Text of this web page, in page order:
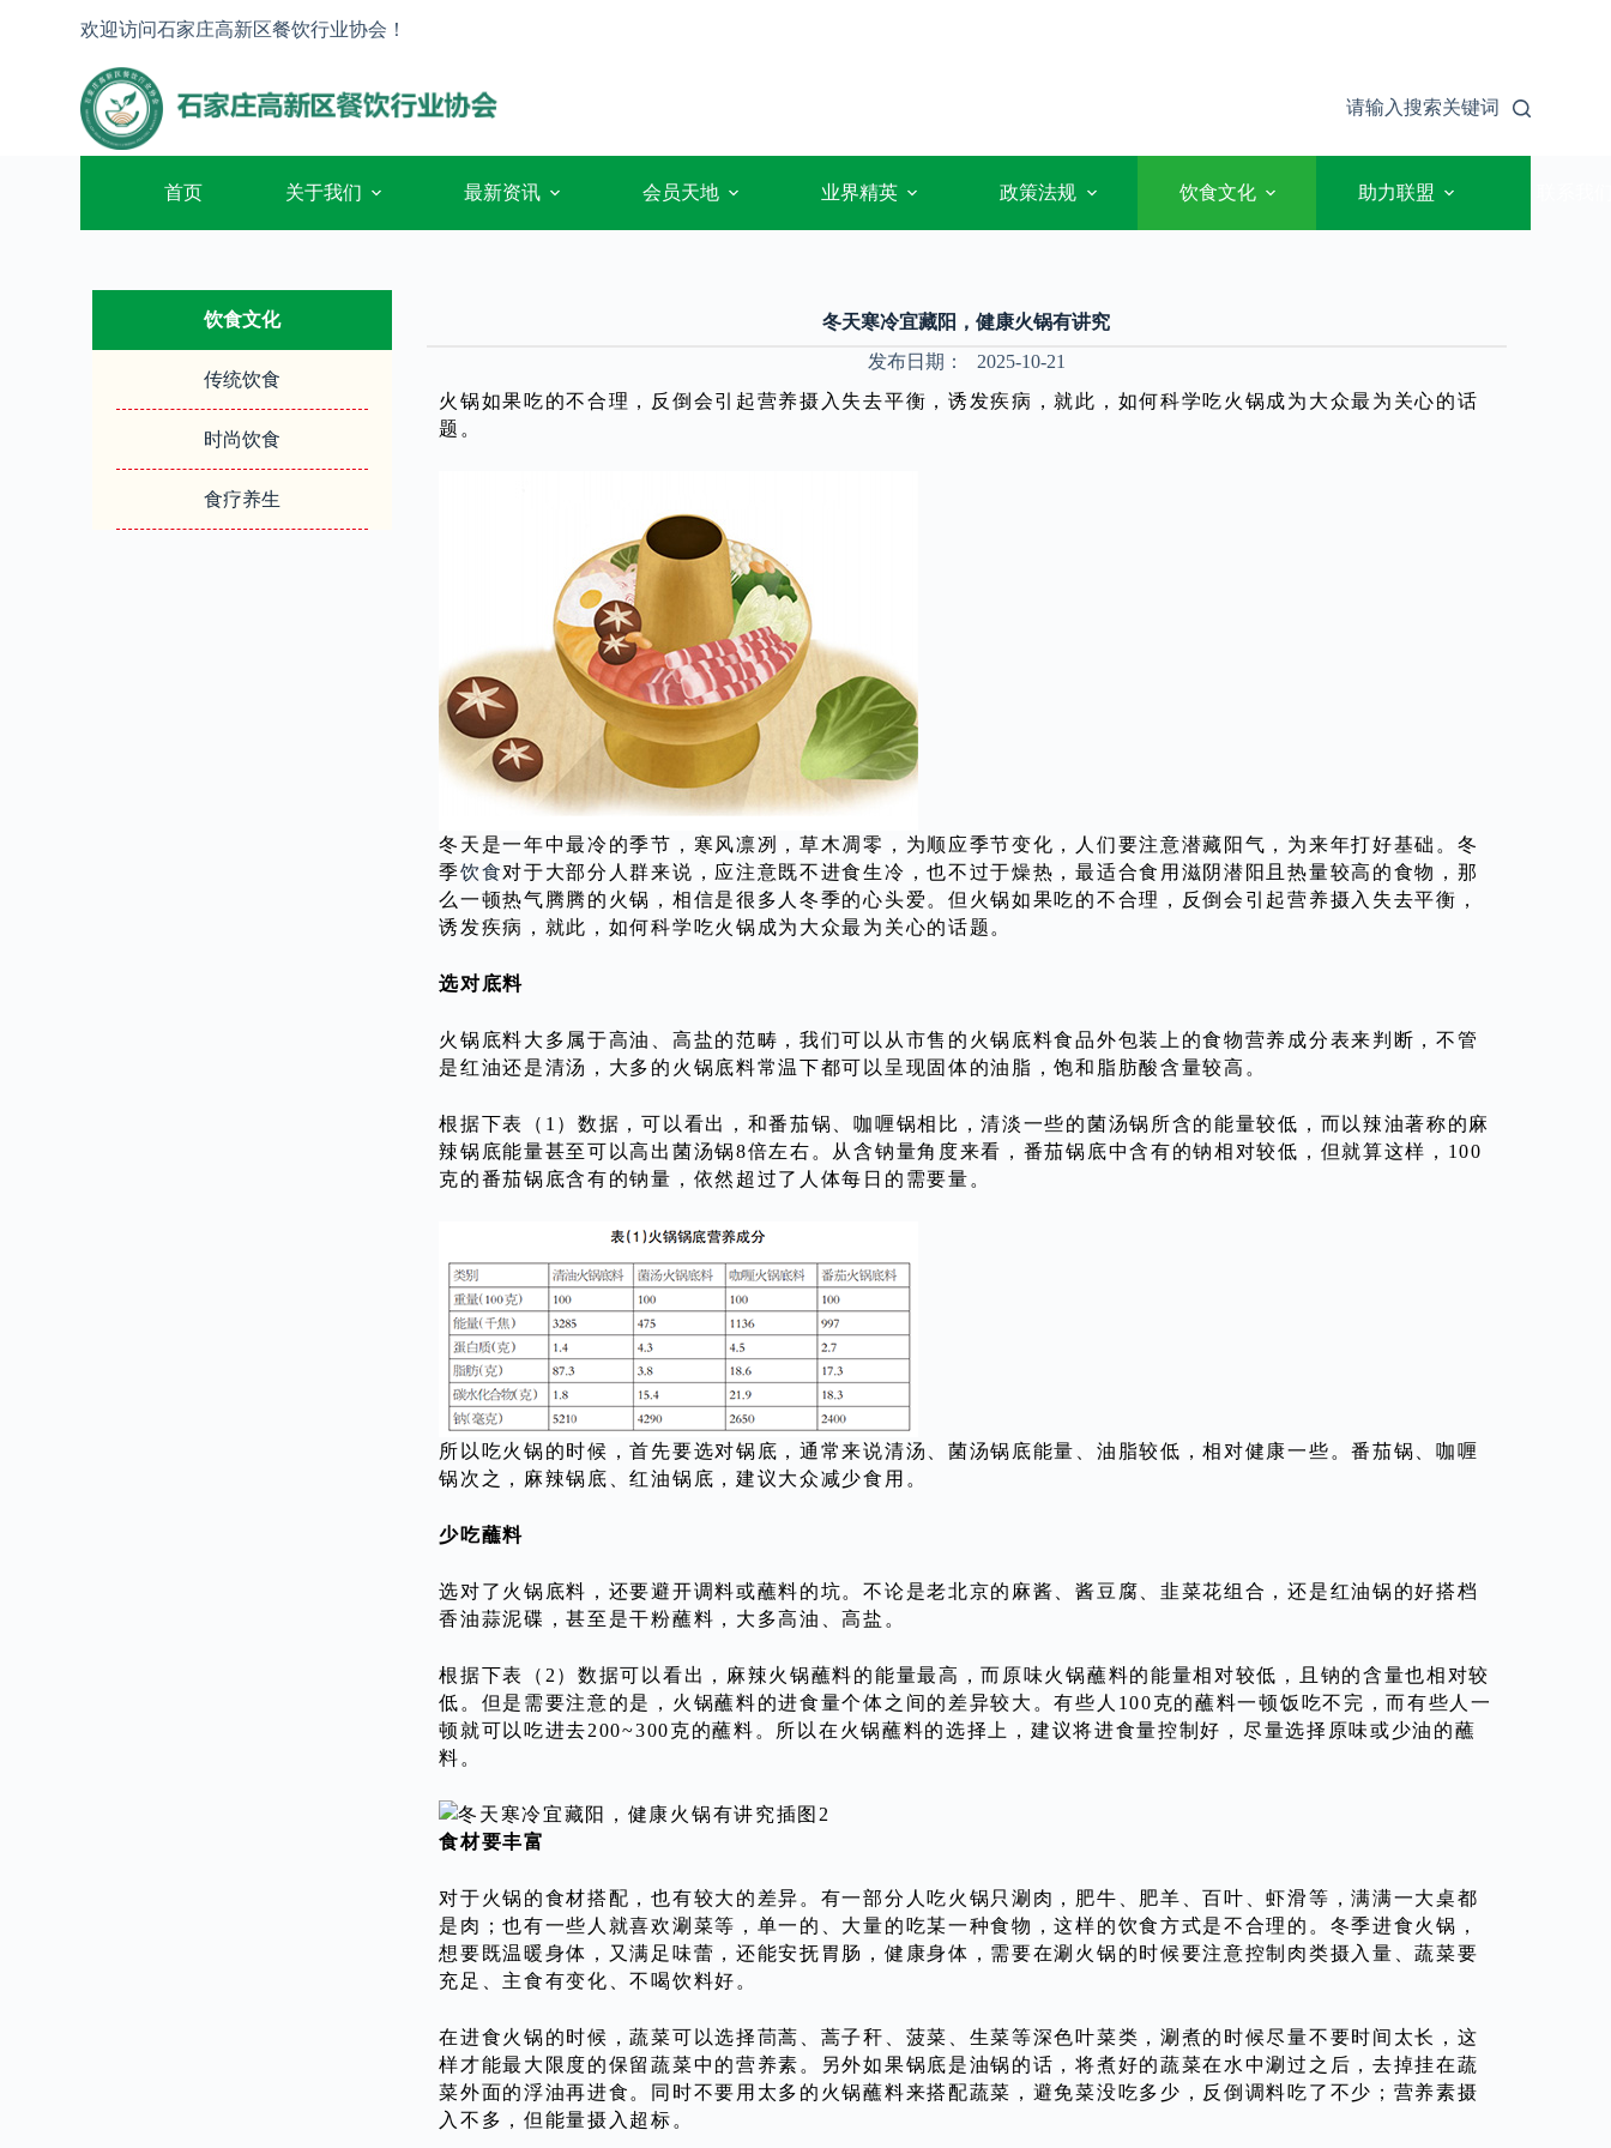
欢迎访问石家庄高新区餐饮行业协会！
请输入搜索关键词
首页 关于我们 最新资讯 会员天地 业界精英 政策法规 饮食文化 助力联盟
饮食文化
传统饮食
时尚饮食
食疗养生
冬天寒冷宜藏阳，健康火锅有讲究
发布日期：
2025-10-21
火锅如果吃的不合理，反倒会引起营养摄入失去平衡，诱发疾病，就此，如何科学吃火锅成为大众最为关心的话
题。
冬天是一年中最冷的季节，寒风凛冽，草木凋零，为顺应季节变化，人们要注意潜藏阳气，为来年打好基础。冬
季饮食对于大部分人群来说，应注意既不进食生冷，也不过于燥热，最适合食用滋阴潜阳且热量较高的食物，那
么一顿热气腾腾的火锅，相信是很多人冬季的心头爱。但火锅如果吃的不合理，反倒会引起营养摄入失去平衡，
诱发疾病，就此，如何科学吃火锅成为大众最为关心的话题。
选对底料
火锅底料大多属于高油、高盐的范畴，我们可以从市售的火锅底料食品外包装上的食物营养成分表来判断，不管
是红油还是清汤，大多的火锅底料常温下都可以呈现固体的油脂，饱和脂肪酸含量较高。
根据下表（1）数据，可以看出，和番茄锅、咖喱锅相比，清淡一些的菌汤锅所含的能量较低，而以辣油著称的麻
辣锅底能量甚至可以高出菌汤锅8倍左右。从含钠量角度来看，番茄锅底中含有的钠相对较低，但就算这样，100
克的番茄锅底含有的钠量，依然超过了人体每日的需要量。
所以吃火锅的时候，首先要选对锅底，通常来说清汤、菌汤锅底能量、油脂较低，相对健康一些。番茄锅、咖喱
锅次之，麻辣锅底、红油锅底，建议大众减少食用。
少吃蘸料
选对了火锅底料，还要避开调料或蘸料的坑。不论是老北京的麻酱、酱豆腐、韭菜花组合，还是红油锅的好搭档
香油蒜泥碟，甚至是干粉蘸料，大多高油、高盐。
根据下表（2）数据可以看出，麻辣火锅蘸料的能量最高，而原味火锅蘸料的能量相对较低，且钠的含量也相对较
低。但是需要注意的是，火锅蘸料的进食量个体之间的差异较大。有些人100克的蘸料一顿饭吃不完，而有些人一
顿就可以吃进去200~300克的蘸料。所以在火锅蘸料的选择上，建议将进食量控制好，尽量选择原味或少油的蘸
料。
食材要丰富
对于火锅的食材搭配，也有较大的差异。有一部分人吃火锅只涮肉，肥牛、肥羊、百叶、虾滑等，满满一大桌都
是肉；也有一些人就喜欢涮菜等，单一的、大量的吃某一种食物，这样的饮食方式是不合理的。冬季进食火锅，
想要既温暖身体，又满足味蕾，还能安抚胃肠，健康身体，需要在涮火锅的时候要注意控制肉类摄入量、蔬菜要
充足、主食有变化、不喝饮料好。
在进食火锅的时候，蔬菜可以选择茼蒿、蒿子秆、菠菜、生菜等深色叶菜类，涮煮的时候尽量不要时间太长，这
样才能最大限度的保留蔬菜中的营养素。另外如果锅底是油锅的话，将煮好的蔬菜在水中涮过之后，去掉挂在蔬
菜外面的浮油再进食。同时不要用太多的火锅蘸料来搭配蔬菜，避免菜没吃多少，反倒调料吃了不少；营养素摄
入不多，但能量摄入超标。